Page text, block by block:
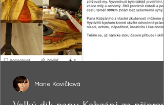
Marie Kavičková